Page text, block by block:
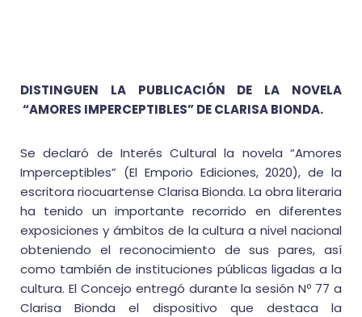
DISTINGUEN LA PUBLICACIÓN DE LA NOVELA
“AMORES IMPERCEPTIBLES” DE CLARISA BIONDA.
Se declaró de Interés Cultural la novela “Amores
Imperceptibles” (El Emporio Ediciones, 2020), de la
escritora riocuartense Clarisa Bionda. La obra literaria
ha tenido un importante recorrido en diferentes
exposiciones y ámbitos de la cultura a nivel nacional
obteniendo el reconocimiento de sus pares, así
como también de instituciones públicas ligadas a la
cultura. El Concejo entregó durante la sesión Nº 77 a
Clarisa Bionda el dispositivo que destaca la